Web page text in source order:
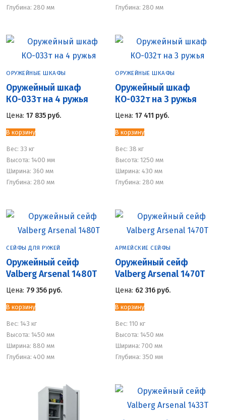
Глубина: 280 мм
Глубина: 280 мм
ОРУЖЕЙНЫЕ ШКАФЫ
Оружейный шкаф
КО-033т на 4 ружья
Цена: 17 835 руб.
В корзину
Вес: 33 кг
Высота: 1400 мм
Ширина: 360 мм
Глубина: 280 мм
ОРУЖЕЙНЫЕ ШКАФЫ
Оружейный шкаф
КО-032т на 3 ружья
Цена: 17 411 руб.
В корзину
Вес: 38 кг
Высота: 1250 мм
Ширина: 430 мм
Глубина: 280 мм
СЕЙФЫ ДЛЯ РУЖЕЙ
Оружейный сейф
Valberg Arsenal 1480Т
Цена: 79 356 руб.
В корзину
Вес: 143 кг
Высота: 1450 мм
Ширина: 880 мм
Глубина: 400 мм
АРМЕЙСКИЕ СЕЙФЫ
Оружейный сейф
Valberg Arsenal 1470Т
Цена: 62 316 руб.
В корзину
Вес: 110 кг
Высота: 1450 мм
Ширина: 700 мм
Глубина: 350 мм